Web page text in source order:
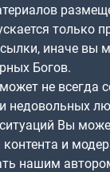
только
иначе вы
Богов.
не всегда
недовольных
Вы
и
нашим